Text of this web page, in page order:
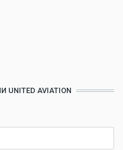
AVIATION